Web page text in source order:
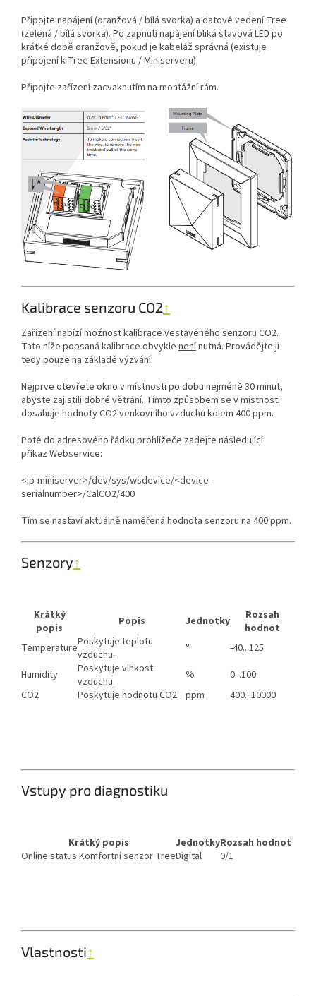
Připojte napájení (oranžová / bílá svorka) a datové vedení Tree
(zelená / bílá svorka). Po zapnutí napájení bliká stavová LED po
krátké době oranžově, pokud je kabeláž správná (existuje
připojení k Tree Extensionu / Miniserveru).
Připojte zařízení zacvaknutím na montážní rám.
Kalibrace senzoru CO2↑
Zařízení nabízí možnost kalibrace vestavěného senzoru CO2.
Tato níže popsaná kalibrace obvykle nenínutná. Provádějte ji
tedy pouze na základě výzvání:
Nejprve otevřete okno v místnosti po dobu nejméně 30 minut,
abyste zajistili dobré větrání. Tímto způsobem se v místnosti
dosahuje hodnoty CO2 venkovního vzduchu kolem 400 ppm.
Poté do adresového řádku prohlížeče zadejte následující
příkaz Webservice:
<ip-miniserver>/dev/sys/wsdevice/<device-
serialnumber>/CalCO2/400
Tím se nastaví aktuálně naměřená hodnota senzoru na 400 ppm.
Senzory↑
Krátký
popis
Popis Jednotky
Rozsah
hodnot
TemperaturePoskytuje teplotu
vzduchu.
°
-40...125
Humidity
Poskytuje vlhkost
vzduchu.
%
0...100
CO2
Poskytuje hodnotu CO2. ppm 400...10000
Vstupy pro diagnostiku
Krátký popis JednotkyRozsah hodnot
Online status Komfortní senzor TreeDigital 0/1
Vlastnosti↑